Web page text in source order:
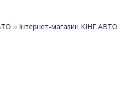
›› Інтернет-магазин КІНГ АВТО